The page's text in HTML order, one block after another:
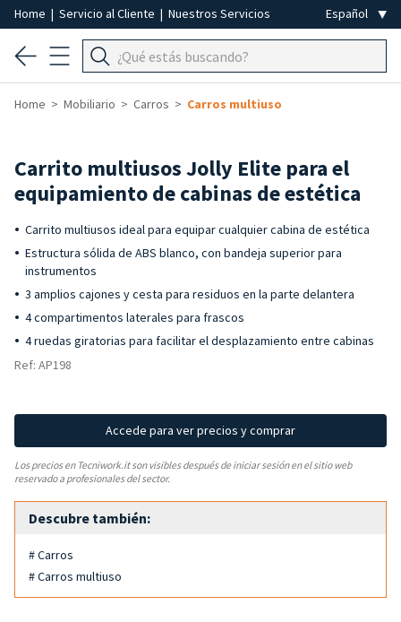
Home | Servicio al Cliente | Nuestros Servicios
Home Mobiliario Carros Carros multiuso
Carrito multiusos Jolly Elite para el
equipamiento de cabinas de estética
Carrito multiusos ideal para equipar cualquier cabina de estética
Estructura sólida de ABS blanco, con bandeja superior para
instrumentos
3 amplios cajones y cesta para residuos en la parte delantera
4 compartimentos laterales para frascos
4 ruedas giratorias para facilitar el desplazamiento entre cabinas
Ref: AP198
Accede para ver precios y comprar
Los precios en Tecniwork.it son visibles después de iniciar sesión en el sitio web
reservado a profesionales del sector.
Descubre también:
# Carros
# Carros multiuso